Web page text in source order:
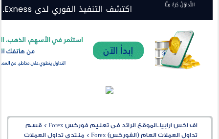
اف اكس ارابيا..الموقع الرائد فى تعليم فوركس Forex > قسم
تداول العملات العام (الفوركس) Forex
> منتدى تداول العملات